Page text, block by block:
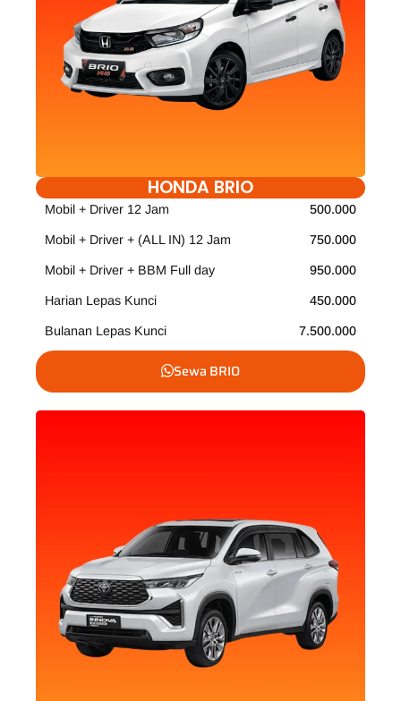
HONDA BRIO
Mobil + Driver 12 Jam 500.000
Mobil + Driver + (ALL IN) 12 Jam 750.000
Mobil + Driver + BBM Full day 950.000
Harian Lepas Kunci 450.000
Bulanan Lepas Kunci 7.500.000
Sewa BRIO